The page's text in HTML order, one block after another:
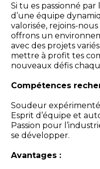
Si tu es passionné
d’une équipe
valorisée, rejoins-
offrons un
avec des projets
mettre à profit tes
nouveaux défis
Compétences
Soudeur
Esprit d’équipe et
Passion pour
se développer.
Avantages :